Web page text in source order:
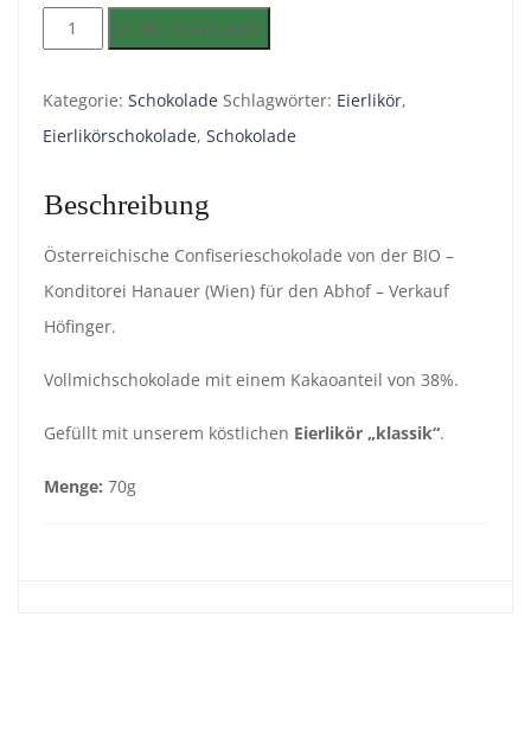
Österreichische
"Eierlikör-
Trüffel"
In den Warenkorb
Kategorie: Schokolade Schlagwörter: Eierlikör,
Eierlikörschokolade, Schokolade
Beschreibung
Österreichische Confiserieschokolade von der BIO –
Konditorei Hanauer (Wien) für den Abhof – Verkauf
Höfinger.
Vollmichschokolade mit einem Kakaoanteil von 38%.
Gefüllt mit unserem köstlichen Eierlikör „klassik“.
Menge: 70g